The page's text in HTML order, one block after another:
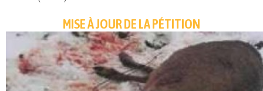
MISE À JOUR DE LA PÉTITION